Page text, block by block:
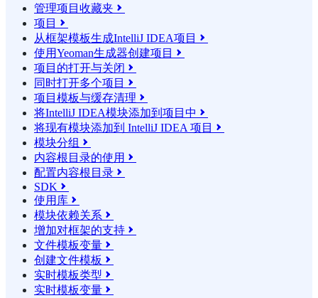
管理项目收藏夹 
项目 
从框架模板生成IntelliJ IDEA项目 
使用Yeoman生成器创建项目 
项目的打开与关闭 
同时打开多个项目 
项目模板与缓存清理 
将IntelliJ IDEA模块添加到项目中 
将现有模块添加到 IntelliJ IDEA 项目 
模块分组 
内容根目录的使用 
配置内容根目录 
SDK 
使用库 
模块依赖关系 
增加对框架的支持 
文件模板变量 
创建文件模板 
实时模板类型 
实时模板变量 